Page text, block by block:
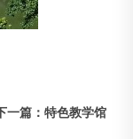
下一篇：特色教学馆